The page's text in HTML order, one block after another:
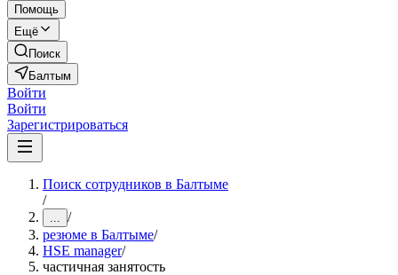
Помощь
Ещё
Поиск
Балтым
Войти
Войти
Зарегистрироваться
Поиск сотрудников в Балтыме
/
... /
резюме в Балтыме/
HSE manager/
частичная занятость